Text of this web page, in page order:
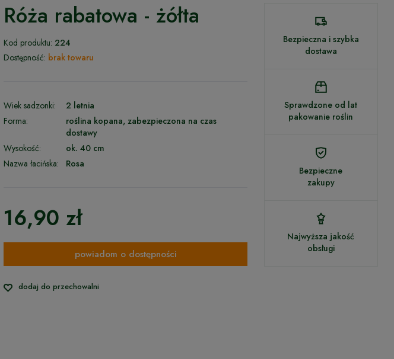
Róża rabatowa - żółta
Kod produktu: 224
Dostępność: brak towaru
Wiek sadzonki:
2 letnia
Forma:
roślina kopana, zabezpieczona na czas
dostawy
Wysokość:
ok. 40 cm
Nazwa łacińska:
Rosa
16,90 zł
powiadom o dostępności
dodaj do przechowalni
Bezpieczna i szybka
dostawa
Sprawdzone od lat
pakowanie roślin
Bezpieczne
zakupy
Najwyższa jakość
obsługi